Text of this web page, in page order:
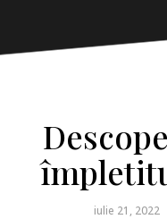
iulie 21, 2022